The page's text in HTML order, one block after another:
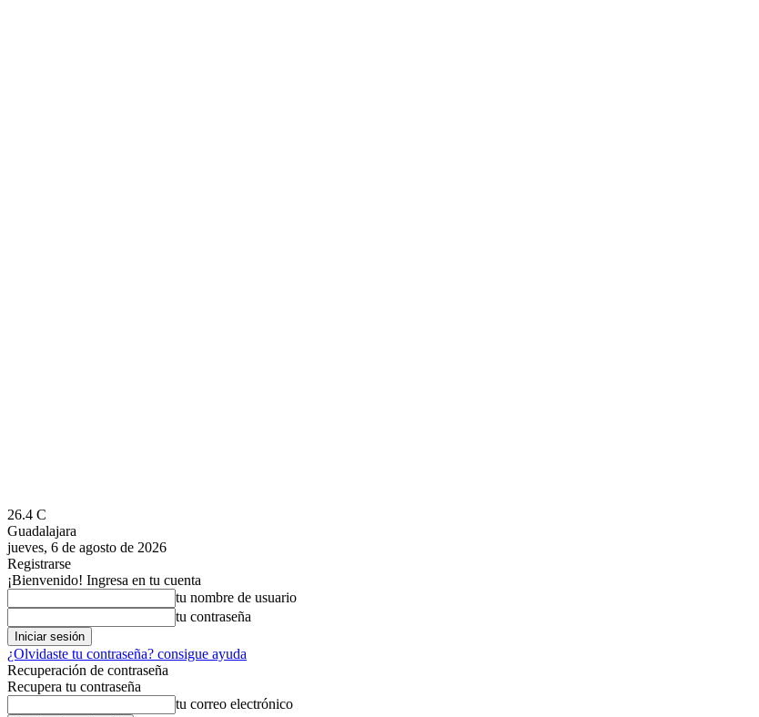
26.4 C
Guadalajara
jueves, 6 de agosto de 2026
Registrarse
¡Bienvenido! Ingresa en tu cuenta
tu nombre de usuario
tu contraseña
¿Olvidaste tu contraseña? consigue ayuda
Recuperación de contraseña
Recupera tu contraseña
tu correo electrónico